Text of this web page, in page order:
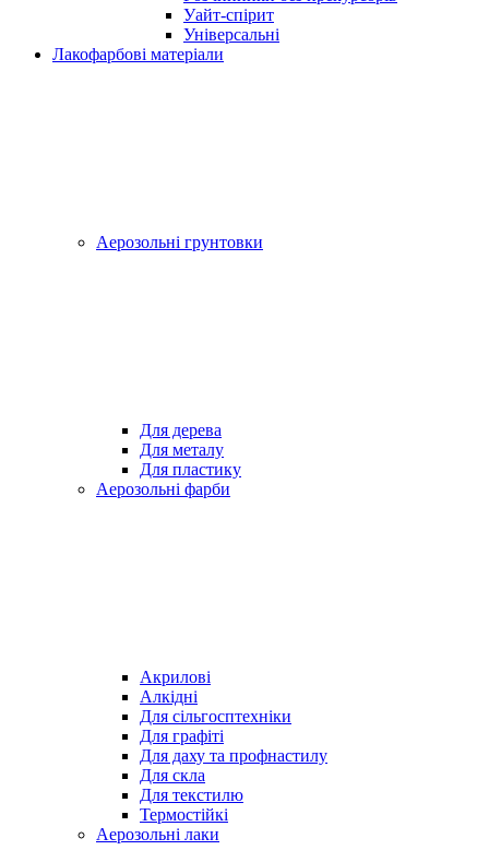
Уайт-спірит
Універсальні
Лакофарбові матеріали
Аерозольні грунтовки
Для дерева
Для металу
Для пластику
Аерозольні фарби
Акрилові
Алкідні
Для cільгосптехніки
Для графіті
Для даху та профнастилу
Для скла
Для текстилю
Термостійкі
Аерозольні лаки